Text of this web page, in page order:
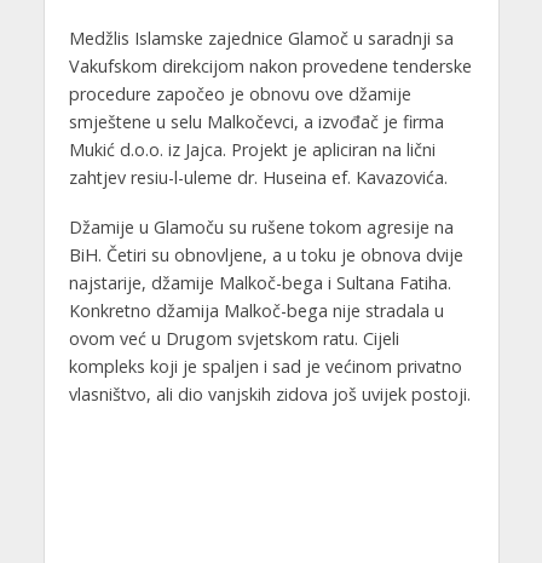
Medžlis Islamske zajednice Glamoč u saradnji sa
Vakufskom direkcijom nakon provedene tenderske
procedure započeo je obnovu ove džamije
smještene u selu Malkočevci, a izvođač je firma
Mukić d.o.o. iz Jajca. Projekt je apliciran na lični
zahtjev resiu-l-uleme dr. Huseina ef. Kavazovića.
Džamije u Glamoču su rušene tokom agresije na
BiH. Četiri su obnovljene, a u toku je obnova dvije
najstarije, džamije Malkoč-bega i Sultana Fatiha.
Konkretno džamija Malkoč-bega nije stradala u
ovom već u Drugom svjetskom ratu. Cijeli
kompleks koji je spaljen i sad je većinom privatno
vlasništvo, ali dio vanjskih zidova još uvijek postoji.